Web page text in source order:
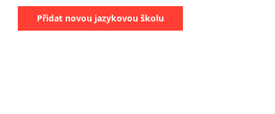
Přidat novou jazykovou školu